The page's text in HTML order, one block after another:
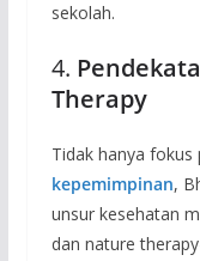
sekolah.
4.
Therapy
Tidak hanya fokus
kepemimpinan,
unsur kesehatan
dan nature